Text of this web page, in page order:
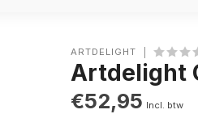
ARTDELIGHT
Artdelight
€52,95 Incl. btw